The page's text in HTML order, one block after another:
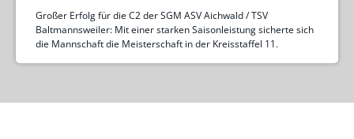
Großer Erfolg für die C2 der SGM ASV Aichwald / TSV
Baltmannsweiler: Mit einer starken Saisonleistung sicherte sich
die Mannschaft die Meisterschaft in der Kreisstaffel 11.